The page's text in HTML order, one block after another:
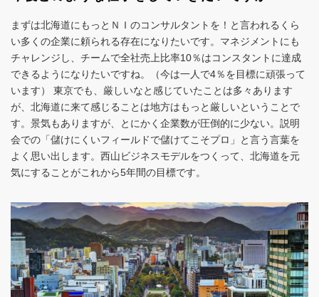
まずは北海道にもっとＮＩのコンサルタントを！と言われるくら
い多くの企業に頼られる存在になりたいです。マネジメントにも
チャレンジし、チームで全社売上比率10％はコンスタントに達成
できるようになりたいですね。（今は一人で4％を目標に頑張って
います） 東京でも、厳しいなと感じていたことは多々あります
が、北海道に来て感じることは地方はもっと厳しいということで
す。景気もありますが、とにかく企業数が圧倒的に少ない。説明
会での「儲けにくいフィールドで儲けてこそプロ」と言う言葉を
よく思い出します。西山ビジネスモデルをつくって、北海道を元
気にすることがこれから5年間の目標です。